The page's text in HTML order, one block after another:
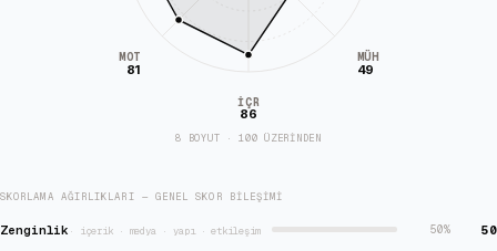
MÜH
49
İÇR
86
MOT
81
8 BOYUT · 100 ÜZERİNDEN
SKORLAMA AĞIRLIKLARI — GENEL SKOR BILEŞIMI
Zenginlik · içerik · medya · yapı · etkileşim 50% 50